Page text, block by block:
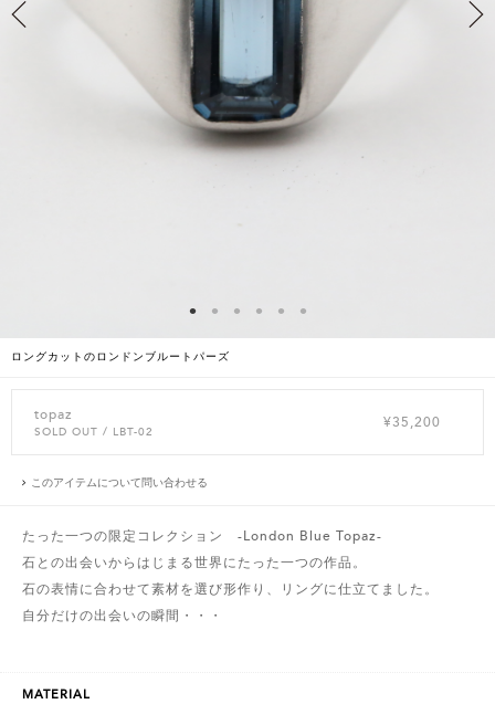
ロングカットのロンドンブルートパーズ
topaz
SOLD OUT / LBT-02
¥35,200
このアイテムについて問い合わせる
たった一つの限定コレクション -London Blue Topaz-
石との出会いからはじまる世界にたった一つの作品。
石の表情に合わせて素材を選び形作り、リングに仕立てました。
自分だけの出会いの瞬間・・・
MATERIAL